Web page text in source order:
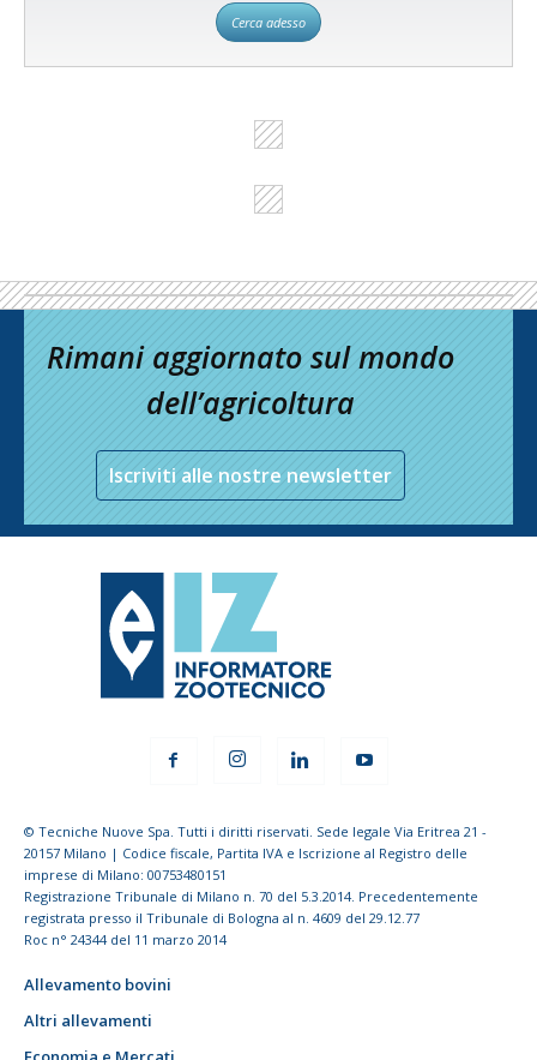
Cerca adesso
Rimani aggiornato sul mondo
dell’agricoltura
Iscriviti alle nostre newsletter
© Tecniche Nuove Spa. Tutti i diritti riservati. Sede legale Via Eritrea 21 -
20157 Milano | Codice fiscale, Partita IVA e Iscrizione al Registro delle
imprese di Milano: 00753480151
Registrazione Tribunale di Milano n. 70 del 5.3.2014. Precedentemente
registrata presso il Tribunale di Bologna al n. 4609 del 29.12.77
Roc n° 24344 del 11 marzo 2014
Allevamento bovini
Altri allevamenti